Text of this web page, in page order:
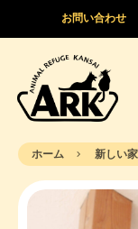
お問い合わせ
ホーム 新しい